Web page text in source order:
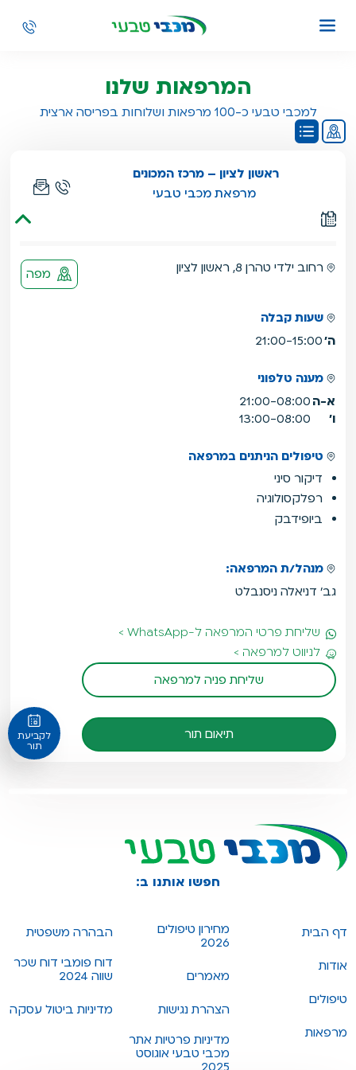
לקביעת
תור
המרפאות שלנו
למכבי טבעי כ-100 מרפאות ושלוחות בפריסה ארצית
ראשון לציון – מרכז המכונים
מרפאת מכבי טבעי
רחוב ילדי טהרן 8, ראשון לציון מפה
שעות קבלה
ה'21:00-15:00
מענה טלפוני
א-ה 21:00-08:00
ו'
13:00-08:00
טיפולים הניתנים במרפאה
דיקור סיני
רפלקסולוגיה
ביופידבק
מנהל/ת המרפאה:
גב' דניאלה ניסנבלט
שליחת פרטי המרפאה ל-WhatsApp >
לניווט למרפאה >
שליחת פניה למרפאה
תיאום תור
התוכן הבא מסוג מפה,
תוכן זה אינו תוכן נגיש,
חפשו אותנו ב:
דף הבית
אודות
טיפולים
מרפאות
מחירון טיפולים
2026
מאמרים
הצהרת נגישות
מדיניות פרטיות אתר
מכבי טבעי אוגוסט
הבהרה משפטית
דוח פומבי דוח שכר
שווה 2024
מדיניות ביטול עסקה